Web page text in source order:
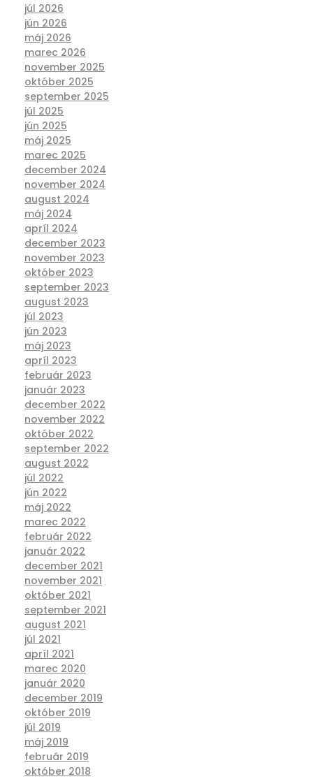
júl 2026
jún 2026
máj 2026
marec 2026
november 2025
október 2025
september 2025
júl 2025
jún 2025
máj 2025
marec 2025
december 2024
november 2024
august 2024
máj 2024
apríl 2024
december 2023
november 2023
október 2023
september 2023
august 2023
júl 2023
jún 2023
máj 2023
apríl 2023
február 2023
január 2023
december 2022
november 2022
október 2022
september 2022
august 2022
júl 2022
jún 2022
máj 2022
marec 2022
február 2022
január 2022
december 2021
november 2021
október 2021
september 2021
august 2021
júl 2021
apríl 2021
marec 2020
január 2020
december 2019
október 2019
júl 2019
máj 2019
február 2019
október 2018